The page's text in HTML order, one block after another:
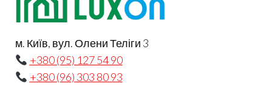
м. Київ, вул. Олени Теліги 3
+380 (95) 127 54 90
+380 (96) 303 80 93